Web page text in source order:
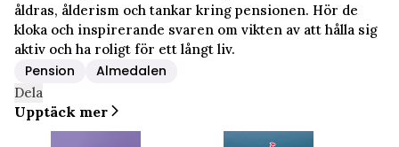
åldras, ålderism och tankar kring pensionen. Hör de
kloka och inspirerande svaren om vikten av att hålla sig
aktiv och ha roligt för ett långt liv.
Pension Almedalen
Dela
Upptäck mer